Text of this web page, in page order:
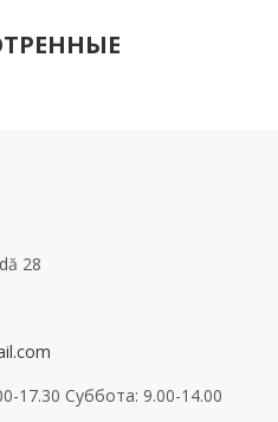
28
17.30 Суббота: 9.00-14.00